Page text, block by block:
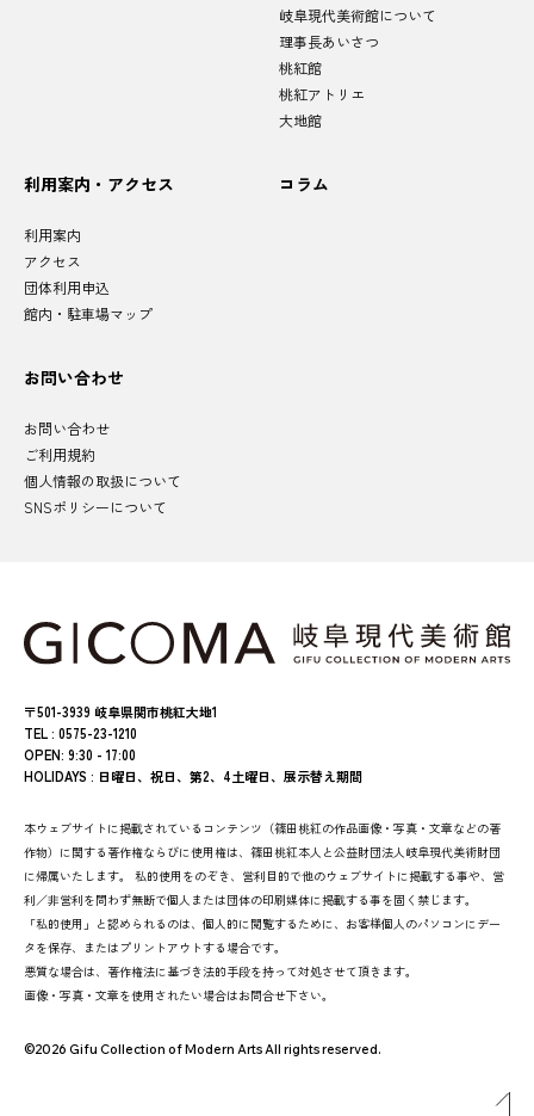
岐阜現代美術館について
理事長あいさつ
桃紅館
桃紅アトリエ
大地館
利用案内・アクセス
利用案内
アクセス
団体利用申込
館内・駐車場マップ
コラム
お問い合わせ
お問い合わせ
ご利用規約
個人情報の取扱について
SNSポリシーについて
〒501-3939 岐阜県関市桃紅大地1
TEL : 0575-23-1210
OPEN: 9:30 - 17:00
HOLIDAYS : 日曜日、祝日、第2、4土曜日、展示替え期間
本ウェブサイトに掲載されているコンテンツ（篠田桃紅の作品画像・写真・文章などの著
作物）に関する著作権ならびに使用権は、篠田桃紅本人と公益財団法人岐阜現代美術財団
に帰属いたします。 私的使用をのぞき、営利目的で他のウェブサイトに掲載する事や、営
利／非営利を問わず無断で個人または団体の印刷媒体に掲載する事を固く禁じます。
「私的使用」と認められるのは、個人的に閲覧するために、お客様個人のパソコンにデー
タを保存、またはプリントアウトする場合です。
悪質な場合は、著作権法に基づき法的手段を持って対処させて頂きます。
画像・写真・文章を使用されたい場合はお問合せ下さい。
©2026 Gifu Collection of Modern Arts All rights reserved.